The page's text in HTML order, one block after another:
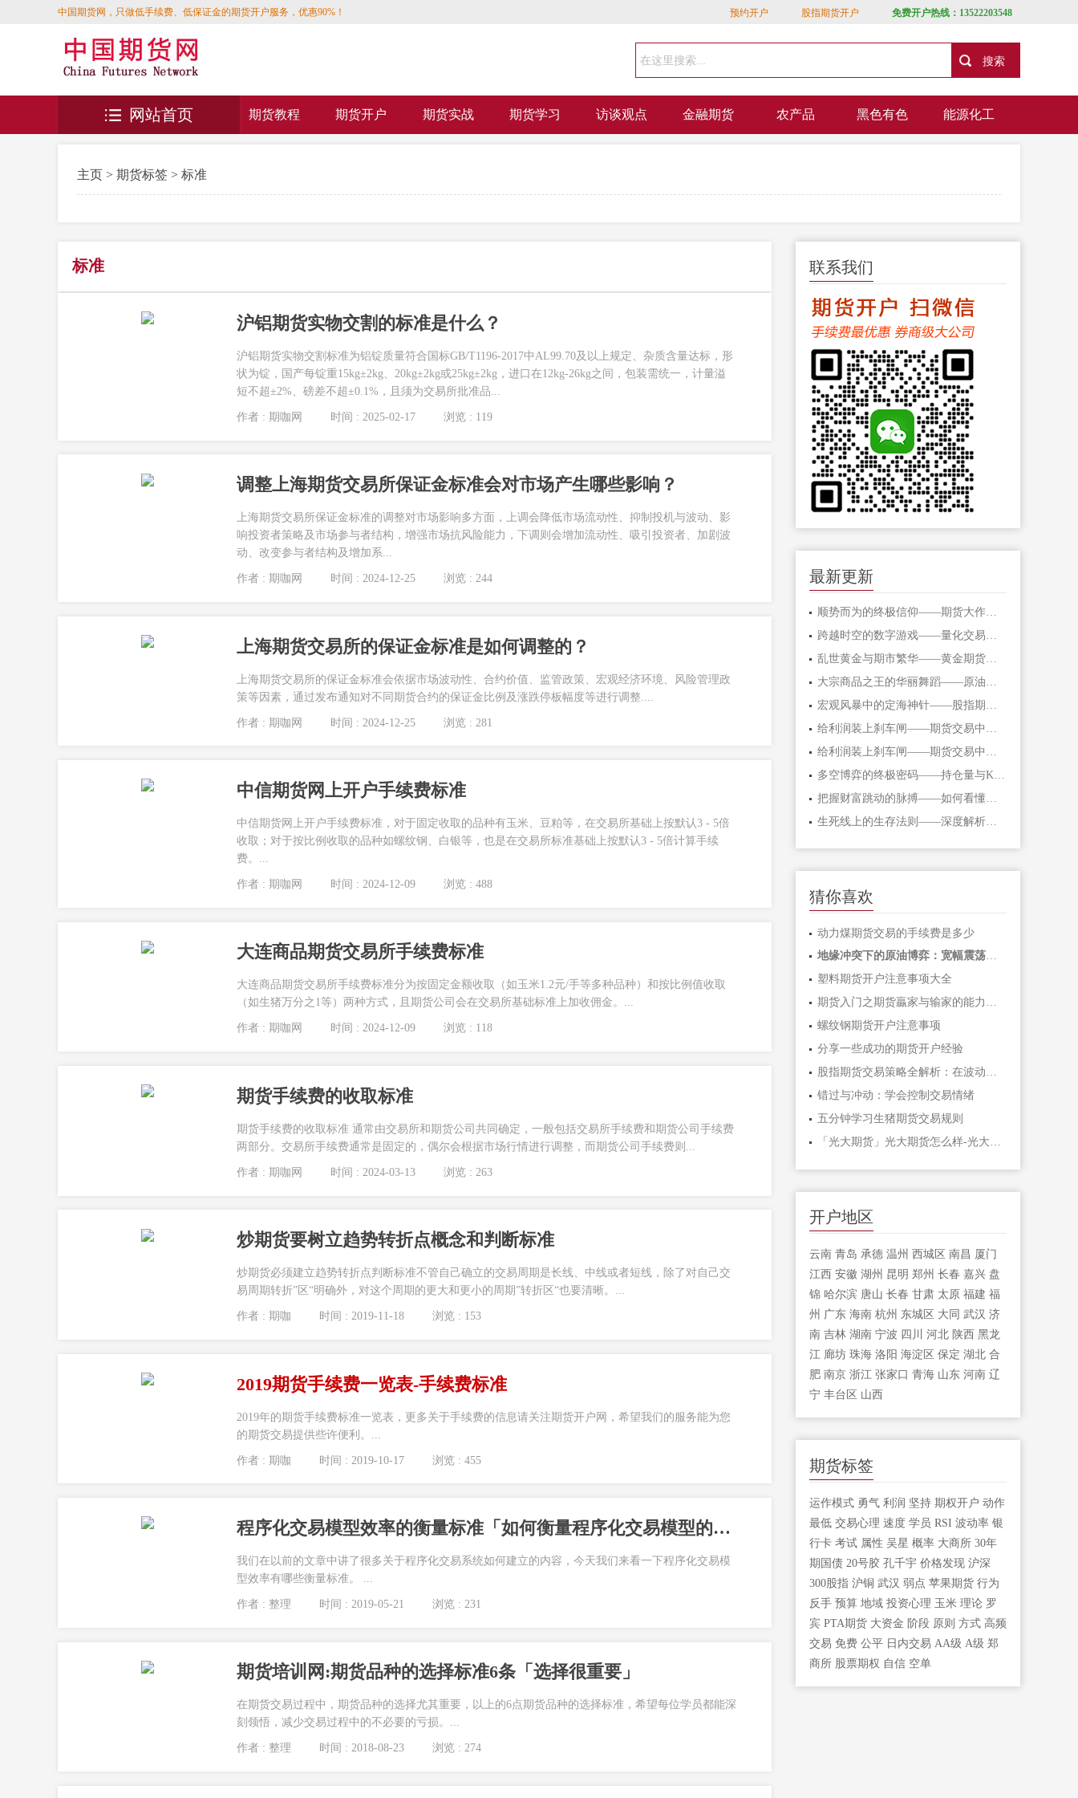
中国期货网，只做低手续费、低保证金的期货开户服务，优惠90%！ 预约开户 股指期货开户 免费开户热线：13522203548
期货教程 期货开户 期货实战 期货学习 访谈观点 金融期货 农产品 黑色有色 能源化工
网站首页
主页 > 期货标签 > 标准
标准
沪铝期货实物交割的标准是什么？
沪铝期货实物交割标准为铝锭质量符合国标GB/T1196-2017中AL99.70及以上规定、杂质含量达标，形
状为锭，国产每锭重15kg±2kg、20kg±2kg或25kg±2kg，进口在12kg-26kg之间，包装需统一，计量溢
短不超±2%、磅差不超±0.1%，且须为交易所批准品...
作者 : 期咖网 时间 : 2025-02-17 浏览 : 119
调整上海期货交易所保证金标准会对市场产生哪些影响？
上海期货交易所保证金标准的调整对市场影响多方面，上调会降低市场流动性、抑制投机与波动、影
响投资者策略及市场参与者结构，增强市场抗风险能力，下调则会增加流动性、吸引投资者、加剧波
动、改变参与者结构及增加系...
作者 : 期咖网 时间 : 2024-12-25 浏览 : 244
上海期货交易所的保证金标准是如何调整的？
上海期货交易所的保证金标准会依据市场波动性、合约价值、监管政策、宏观经济环境、风险管理政
策等因素，通过发布通知对不同期货合约的保证金比例及涨跌停板幅度等进行调整....
作者 : 期咖网 时间 : 2024-12-25 浏览 : 281
中信期货网上开户手续费标准
中信期货网上开户手续费标准，对于固定收取的品种有玉米、豆粕等，在交易所基础上按默认3 - 5倍
收取；对于按比例收取的品种如螺纹钢、白银等，也是在交易所标准基础上按默认3 - 5倍计算手续
费。...
作者 : 期咖网 时间 : 2024-12-09 浏览 : 488
大连商品期货交易所手续费标准
大连商品期货交易所手续费标准分为按固定金额收取（如玉米1.2元/手等多种品种）和按比例值收取
（如生猪万分之1等）两种方式，且期货公司会在交易所基础标准上加收佣金。...
作者 : 期咖网 时间 : 2024-12-09 浏览 : 118
期货手续费的收取标准
期货手续费的收取标准 通常由交易所和期货公司共同确定，一般包括交易所手续费和期货公司手续费
两部分。交易所手续费通常是固定的，偶尔会根据市场行情进行调整，而期货公司手续费则...
作者 : 期咖网 时间 : 2024-03-13 浏览 : 263
炒期货要树立趋势转折点概念和判断标准
炒期货必须建立趋势转折点判断标准不管自己确立的交易周期是长线、中线或者短线，除了对自己交
易周期转折”区“明确外，对这个周期的更大和更小的周期”转折区“也要清晰。...
作者 : 期咖 时间 : 2019-11-18 浏览 : 153
2019期货手续费一览表-手续费标准
2019年的期货手续费标准一览表，更多关于手续费的信息请关注期货开户网，希望我们的服务能为您
的期货交易提供些许便利。...
作者 : 期咖 时间 : 2019-10-17 浏览 : 455
程序化交易模型效率的衡量标准「如何衡量程序化交易模型的效率」
我们在以前的文章中讲了很多关于程序化交易系统如何建立的内容，今天我们来看一下程序化交易模
型效率有哪些衡量标准。 ...
作者 : 整理 时间 : 2019-05-21 浏览 : 231
期货培训网:期货品种的选择标准6条「选择很重要」
在期货交易过程中，期货品种的选择尤其重要，以上的6点期货品种的选择标准，希望每位学员都能深
刻领悟，减少交易过程中的不必要的亏损。...
作者 : 整理 时间 : 2018-08-23 浏览 : 274
联系我们
最新更新
顺势而为的终极信仰——期货大作手的修
跨越时空的数字游戏——量化交易在期货
乱世黄金与期市繁华——黄金期货的避险
大宗商品之王的华丽舞蹈——原油期货的
宏观风暴中的定海神针——股指期货的对
给利润装上刹车闸——期货交易中不可逾
把握财富跳动的脉搏——如何看懂期货主
生死线上的生存法则——深度解析期货爆
猜你喜欢
动力煤期货交易的手续费是多少
地缘冲突下的原油博弈：宽幅震荡中如何
塑料期货开户注意事项大全
期货入门之期货贏家与输家的能力对比「
螺纹钢期货开户注意事项
分享一些成功的期货开户经验
股指期货交易策略全解析：在波动市场中
错过与冲动：学会控制交易情绪
五分钟学习生猪期货交易规则
开户地区
云南 青岛 承德 温州 西城区 南昌 厦门
江西 安徽 湖州 昆明 郑州 长春 嘉兴 盘
锦 哈尔滨 唐山 长春 甘肃 太原 福建 福
州 广东 海南 杭州 东城区 大同 武汉 济
南 吉林 湖南 宁波 四川 河北 陕西 黑龙
江 廊坊 珠海 洛阳 海淀区 保定 湖北 合
肥 南京 浙江 张家口 青海 山东 河南 辽
宁 丰台区 山西
期货标签
运作模式 勇气 利润 坚持 期权开户 动作
最低 交易心理 速度 学员 RSI 波动率 银
行卡 考试 属性 吴星 概率 大商所 30年
期国债 20号胶 孔千宇 价格发现 沪深
300股指 沪铜 武汉 弱点 苹果期货 行为
反手 预算 地域 投资心理 玉米 理论 罗
宾 PTA期货 大资金 阶段 原则 方式 高频
交易 免费 公平 日内交易 AA级 A级 郑
商所 股票期权 自信 空单